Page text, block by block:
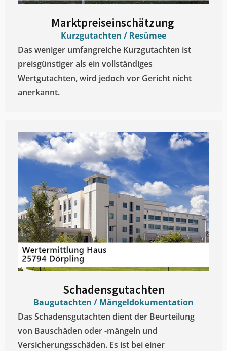
Marktpreiseinschätzung ​
Kurzgutachten / Resümee
Das weniger umfangreiche Kurzgutachten ist
preisgünstiger als ein vollständiges
Wertgutachten, wird jedoch vor Gericht nicht
anerkannt.
Schadensgutachten
Baugutachten / Mängeldokumentation
Das Schadensgutachten dient der Beurteilung
von Bauschäden oder -mängeln und
Versicherungsschäden. Es ist bei einer